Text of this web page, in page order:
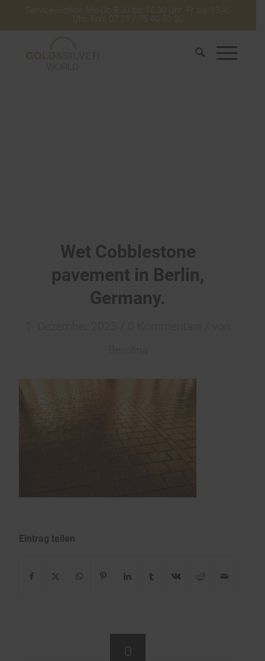
Service-Hotline Mo-Do 8:30 bis 16:30 Uhr. Fr bis 13:45
Uhr. Fon: 07 21 / 75 40 51 30
Wet Cobblestone
pavement in Berlin,
Germany.
Eintrag teilen
0